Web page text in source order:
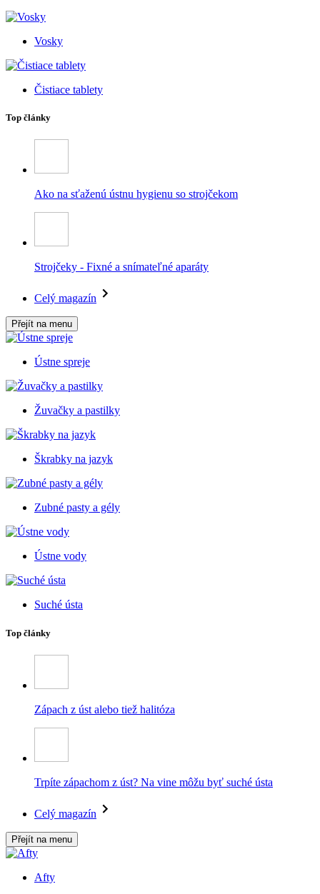
Vosky
Čistiace tablety
Top články
Ako na sťaženú ústnu hygienu so strojčekom
Strojčeky - Fixné a snímateľné aparáty
Celý magazín
Přejít na menu
Ústne spreje
Žuvačky a pastilky
Škrabky na jazyk
Zubné pasty a gély
Ústne vody
Suché ústa
Top články
Zápach z úst alebo tiež halitóza
Trpíte zápachom z úst? Na vine môžu byť suché ústa
Celý magazín
Přejít na menu
Afty